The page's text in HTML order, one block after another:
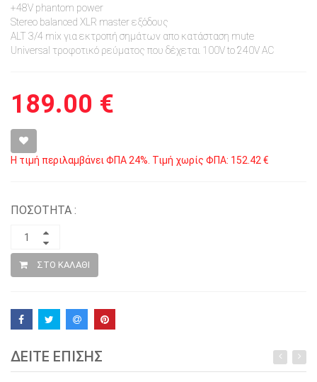
+48V phantom power
Stereo balanced XLR master εξόδους
ALT 3/4 mix για εκτροπή σημάτων απο κατάσταση mute
Universal τροφοτικό ρεύματος που δέχεται 100V to 240V AC
189.00 €
Η τιμή περιλαμβάνει ΦΠΑ 24%. Τιμή χωρίς ΦΠΑ: 152.42 €
ΠΟΣΟΤΗΤΑ :
ΣΤΟ ΚΑΛΑΘΙ
ΔΕΙΤΕ ΕΠΙΣΗΣ